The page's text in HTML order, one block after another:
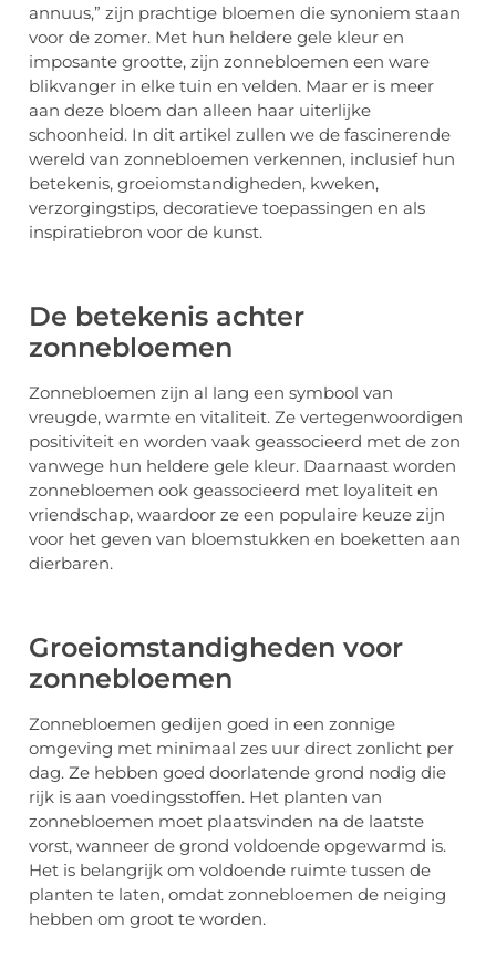
annuus,” zijn prachtige bloemen die synoniem staan
voor de zomer. Met hun heldere gele kleur en
imposante grootte, zijn zonnebloemen een ware
blikvanger in elke tuin en velden. Maar er is meer
aan deze bloem dan alleen haar uiterlijke
schoonheid. In dit artikel zullen we de fascinerende
wereld van zonnebloemen verkennen, inclusief hun
betekenis, groeiomstandigheden, kweken,
verzorgingstips, decoratieve toepassingen en als
inspiratiebron voor de kunst.
De betekenis achter
zonnebloemen
Zonnebloemen zijn al lang een symbool van
vreugde, warmte en vitaliteit. Ze vertegenwoordigen
positiviteit en worden vaak geassocieerd met de zon
vanwege hun heldere gele kleur. Daarnaast worden
zonnebloemen ook geassocieerd met loyaliteit en
vriendschap, waardoor ze een populaire keuze zijn
voor het geven van bloemstukken en boeketten aan
dierbaren.
Groeiomstandigheden voor
zonnebloemen
Zonnebloemen gedijen goed in een zonnige
omgeving met minimaal zes uur direct zonlicht per
dag. Ze hebben goed doorlatende grond nodig die
rijk is aan voedingsstoffen. Het planten van
zonnebloemen moet plaatsvinden na de laatste
vorst, wanneer de grond voldoende opgewarmd is.
Het is belangrijk om voldoende ruimte tussen de
planten te laten, omdat zonnebloemen de neiging
hebben om groot te worden.